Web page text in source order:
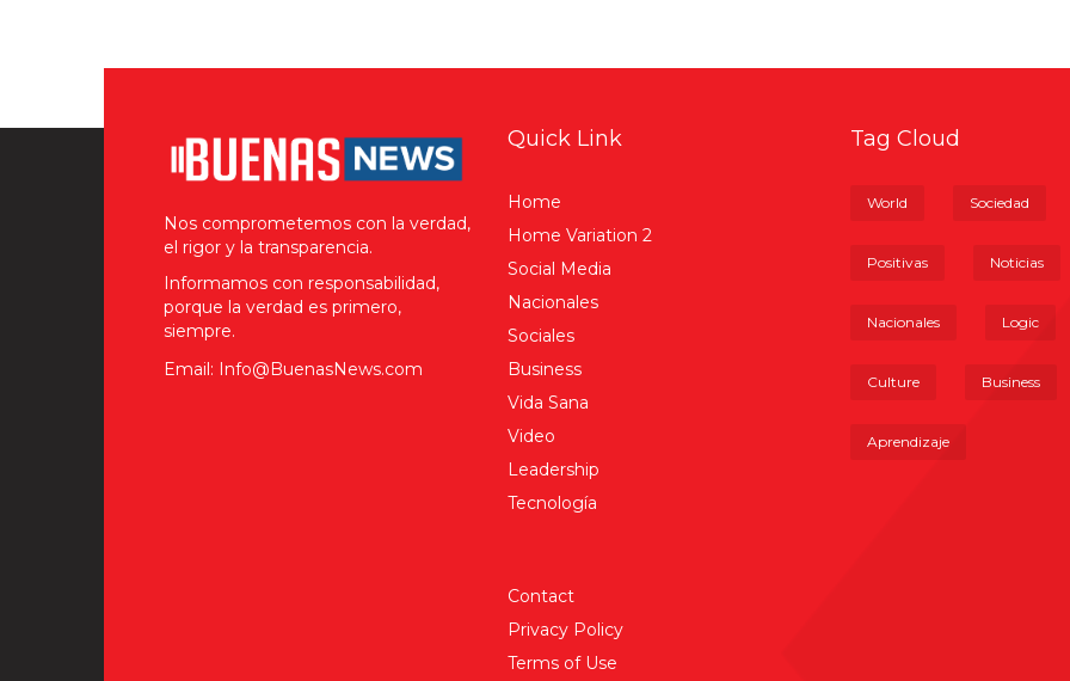
Nos comprometemos con la verdad,
el rigor y la transparencia.
Informamos con responsabilidad,
porque la verdad es primero,
siempre.
Email: Info@BuenasNews.com
Quick Link
Home
Home Variation 2
Social Media
Nacionales
Sociales
Business
Vida Sana
Video
Leadership
Tecnología
Contact
Privacy Policy
Terms of Use
Tag Cloud
World Sociedad
Positivas Noticias
Nacionales Logic
Culture Business
Aprendizaje